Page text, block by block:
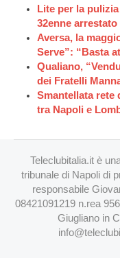
Lite per la
32enne
Aversa, la
Serve”: “Basta
Qualiano,
dei Fratelli
Smantellata rete
tra Napoli e
Teleclubitalia.it è
tribunale di Napoli di
responsabile
08421091219 n.rea
Giugliano in